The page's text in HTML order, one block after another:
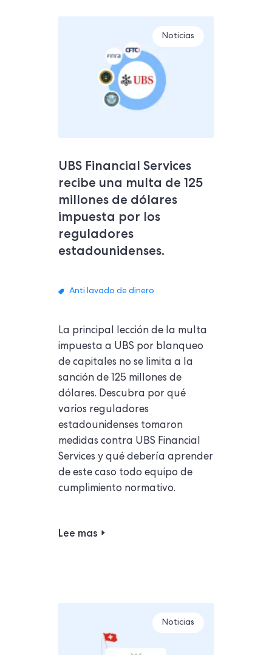
Noticias
UBS Financial Services
recibe una multa de 125
millones de dólares
impuesta por los
reguladores
estadounidenses.
Anti lavado de dinero
La principal lección de la multa
impuesta a UBS por blanqueo
de capitales no se limita a la
sanción de 125 millones de
dólares. Descubra por qué
varios reguladores
estadounidenses tomaron
medidas contra UBS Financial
Services y qué debería aprender
de este caso todo equipo de
cumplimiento normativo.
Lee mas
Noticias